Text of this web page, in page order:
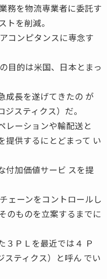
務を物流専業者に委託す
トを削減。
コンピタンスに専念す
目的は米国、日本とまっ
成長を遂げてきたの が
スティクス）だ。
レーションや輸配送と
提供するにとどまって い
付加価値サービ スを提
ェーンをコントロールし
のものを立案するまでに
３ＰＬを最近では４ Ｐ
スティクス）と呼ん でい